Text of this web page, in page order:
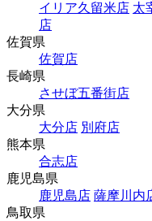
イリア久留米店 太
店
佐賀県
佐賀店
長崎県
させぼ五番街店
大分県
大分店 別府店
熊本県
合志店
鹿児島県
鹿児島店 薩摩川内
鳥取県